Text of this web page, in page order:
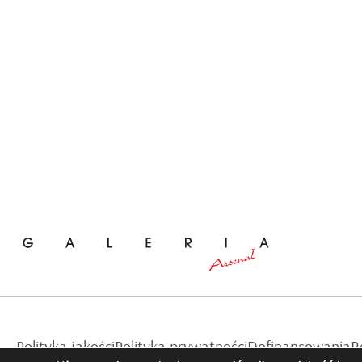
Polityka jakościPolityka prywatnościDofinansowania